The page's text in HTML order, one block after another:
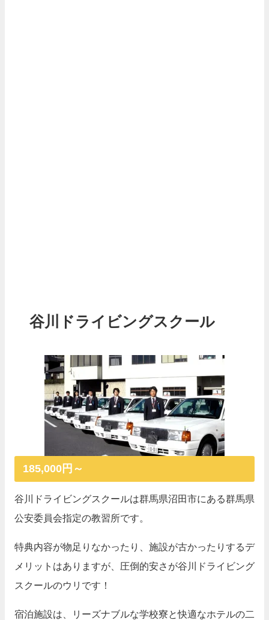
谷川ドライビングスクール
185,000円～
谷川ドライビングスクールは群馬県沼田市にある群馬県
公安委員会指定の教習所です。
特典内容が物足りなかったり、施設が古かったりするデ
メリットはありますが、圧倒的安さが谷川ドライビング
スクールのウリです！
宿泊施設は、リーズナブルな学校寮と快適なホテルの二